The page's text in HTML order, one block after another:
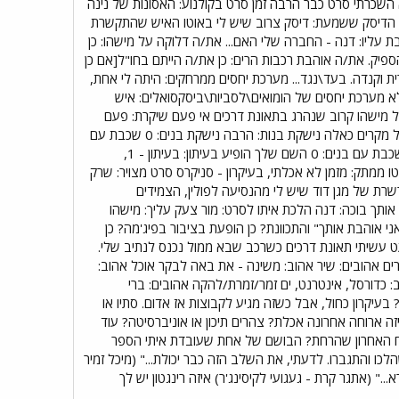
סרט כבר הרבה זמן סרט בקולנוע: האסונות של נינה
ששמעת: דיסק צרוב שיש לי באוטו האיש שהתקשרת
עליו: דנה - החברה שלי האם... את/ה דלוקה על מישהו: כן
את/ה אוהבת רכבות הרים: כן את/ה הייתם בחו"ל[אם כן
הברית וקנדה. בעד\נגד... מערכת יחסים ממרחקים: היתה לי אחת,
מערכת יחסים של הומואים\לסביות\ביסקסואלים: איש
מישהו קרוב שנהרג בתאונת דרכים אי פעם שיקרת: פעם
אחת? אי פעם נעצרת: לא כמה פעמים... היית מאוהבת: 3 שאני זוכר נשבר לך הלב: 1 שברת לבבות: לא יודע על מקרים כאלה נישקת בנות: הרבה נישקת בנים: 0 שכבת עם
בנות: יש שלוש בנות שזכו לזה, אחת מהן היתה חברה קבועה שלי, אחת סטוץ והשלישית היא החברה הנוכחית. שכבת עם בנים: 0 השם שלך הופיע בעיתון: בעיתון - 1,
פעמים. התחרטת על דברים שעשית: יותר מדי... דברים מועדפים... מילה בת 4 אותיות: אוטו ממתק: מזמן לא אכלתי, בעיקרון - סניקרס סרט מצויר: שרק
של מגן דוד שיש לי מהנסיעה לפולין, הצמידים
בוכה: דנה הלכת איתו לסרט: מור צעק עליך: מישהו
אותך" והתכוונת? כן הופעת בציבור בפיג'מה? כן
תאונת דרכים כשרכב שבא ממול נכנס לנתיב שלי.
אהובים: שיר אהוב: משינה - את באה לבקר אוכל אהוב:
שלישית, מ"ק 22. ספורט אהוב: כדורסל תחביב: כדורסל, אינטרנט, ים זמר/זמרת/להקה אהובים: ברי
תפוח או בננה? בננה כחול או אדום? בעיקרון כחול, אבל כשזה מגיע לקבוצות אז אדום. סתיו או
אחרונה אכלת? צהרים תיכון או אוניברסיטה? עוד
האחרון שהרחת? הבושם של אחת שעובדת איתי הספר
שני ספרים- בראשון אין עמוד 103 אז פתחתי ב-43 - "את האנחות שהלכו והתגברו. לדעתי, את השלב הזה כבר יכולת..." (מיכל זמיר
(אתגר קרת - געגועי לקיסינג'ר) איזה רינגטון יש לך